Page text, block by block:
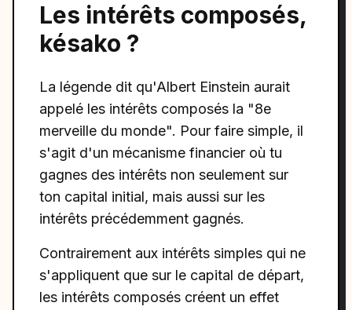
Les intérêts composés,
késako ?
La légende dit qu'Albert Einstein aurait
appelé les intérêts composés la "8e
merveille du monde". Pour faire simple, il
s'agit d'un mécanisme financier où tu
gagnes des intérêts non seulement sur
ton capital initial, mais aussi sur les
intérêts précédemment gagnés.
Contrairement aux intérêts simples qui ne
s'appliquent que sur le capital de départ,
les intérêts composés créent un effet